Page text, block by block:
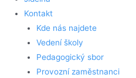
Kontakt
Kde nás najdete
Vedení školy
Pedagogický sbor
Provozní zaměstnanci